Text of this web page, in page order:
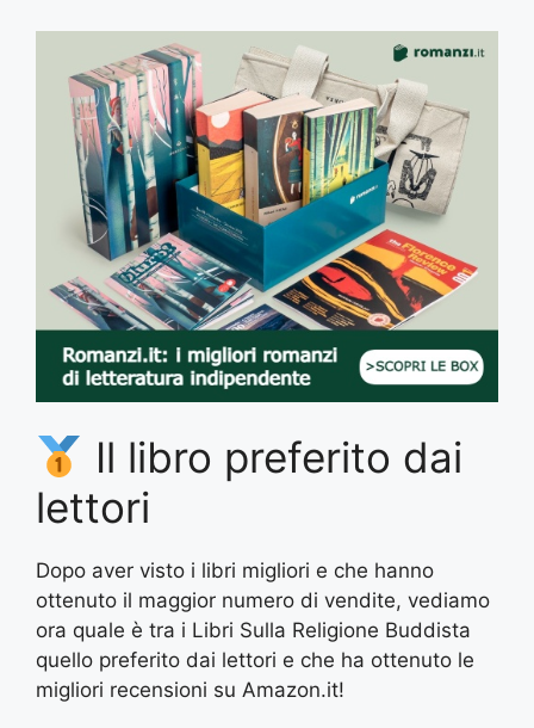
Il libro preferito dai
lettori
Dopo aver visto i libri migliori e che hanno
ottenuto il maggior numero di vendite, vediamo
ora quale è tra i Libri Sulla Religione Buddista
quello preferito dai lettori e che ha ottenuto le
migliori recensioni su Amazon.it!